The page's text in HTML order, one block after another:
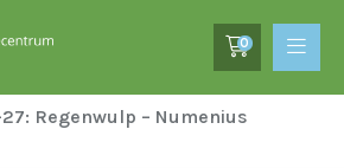
0
Regenwulp – Numenius